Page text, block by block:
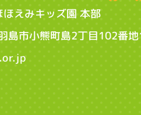
えみキッズ園 本部
市小熊町島2丁目102番